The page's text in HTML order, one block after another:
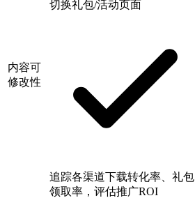
内容可
修改性
切换礼包/活动页面
追踪各渠道下载转化率、礼包
领取率，评估推广ROI